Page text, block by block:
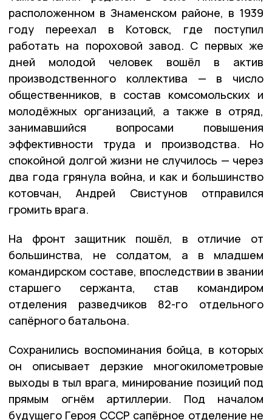
расположенном в Знаменском районе, в 1939
году переехал в Котовск, где поступил
работать на пороховой завод. С первых же
дней молодой человек вошёл в актив
производственного коллектива — в число
общественников, в состав комсомольских и
молодёжных организаций, а также в отряд,
занимавшийся вопросами повышения
эффективности труда и производства. Но
спокойной долгой жизни не случилось — через
два года грянула война, и как и большинство
котовчан, Андрей Свистунов отправился
громить врага.
На фронт защитник пошёл, в отличие от
большинства, не солдатом, а в младшем
командирском составе, впоследствии в звании
старшего сержанта, став командиром
отделения разведчиков 82-го отдельного
сапёрного батальона.
Сохранились воспоминания бойца, в которых
он описывает дерзкие многокилометровые
выходы в тыл врага, минирование позиций под
прямым огнём артиллерии. Под началом
будущего Героя СССР сапёрное отделение не